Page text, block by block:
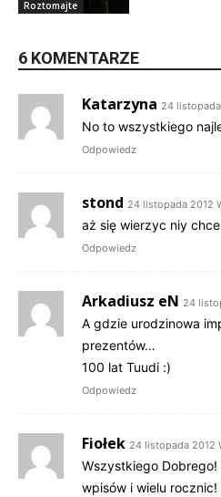
Roztomajte
6 KOMENTARZE
Katarzyna 24 listopada
No to wszystkiego
Odpowiedz
stond 24 listopada 2012
aż się wierzyc niy
Odpowiedz
Arkadiusz eN 24
A gdzie urodzinowa
prezentów…
100 lat Tuudi :)
Odpowiedz
Fiołek 24 listopada 2012
Wszystkiego
wpisów i wielu rocznic!